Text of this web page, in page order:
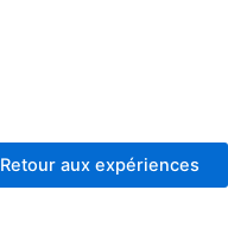
Retour aux expériences